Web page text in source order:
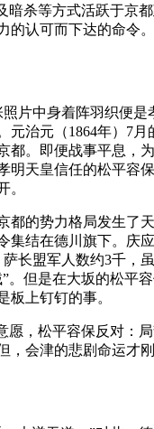
杀等方式活跃于京
认可而下达的命令
片中身着阵羽织便
治元（1864年）7
。即便战事平息，
天皇信任的松平容
。
的势力格局发生了
结在德川旗下。庆
长盟军人数约3千，
但是在大坂的松平
上钉钉的事。
，松平容保反对：
会津的悲剧命运才